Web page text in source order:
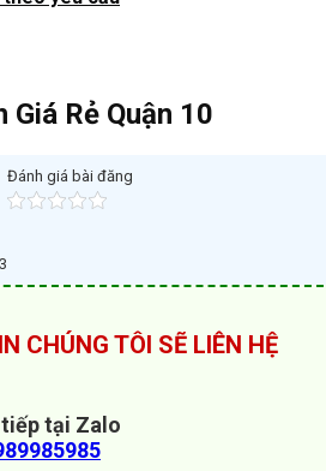
Rẻ Quận 10
Đánh giá bài đăng
CHÚNG TÔI SẼ LIÊN HỆ
tại Zalo